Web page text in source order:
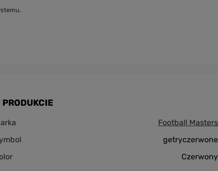
PRODUKCIE
Football Masters
getryczerwone
Czerwony